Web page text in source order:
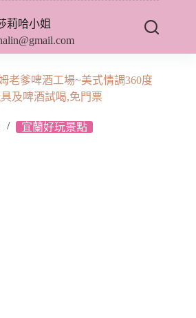
莉哈小姐
老爹啤酒工場~美式情調360度
及啤酒試喝,免門票
宜蘭好玩景點